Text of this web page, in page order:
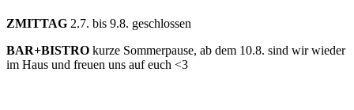
ZMITTAG 2.7. bis 9.8. geschlossen
BAR+BISTRO kurze Sommerpause, ab dem 10.8. sind wir wieder
im Haus und freuen uns auf euch <3